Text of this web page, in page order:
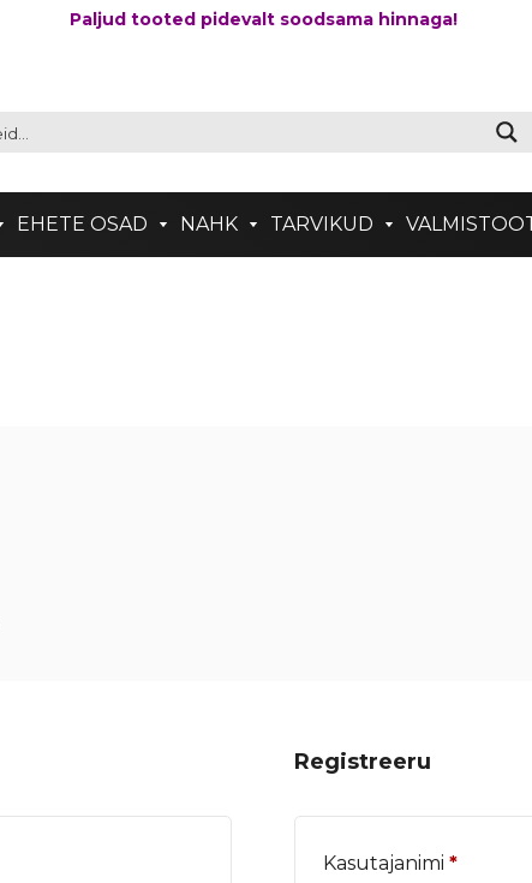
Paljud tooted pidevalt soodsama hinnaga!
EHETE OSAD NAHK TARVIKUD
Registreeru
Kasutajanimi*